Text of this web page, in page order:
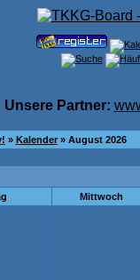
Unsere Partner:
» Kalender» August 2026
Mittwoch